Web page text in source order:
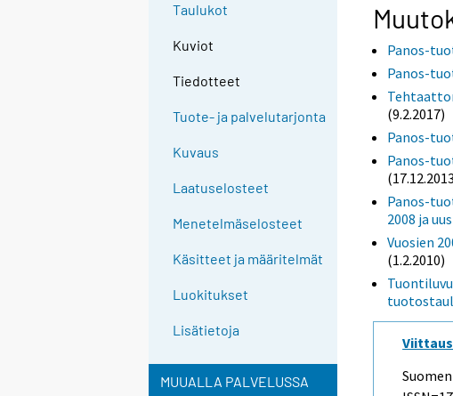
Taulukot
Kuviot
Tiedotteet
Tuote- ja palvelutarjonta
Kuvaus
Laatuselosteet
Menetelmäselosteet
Käsitteet ja määritelmät
Luokitukset
Lisätietoja
MUUALLA PALVELUSSA
Panos-
Panos-
(9.2.2017)
Panos-
Panos-
Panos-
2008 ja
Vuosien
(1.2.2010)